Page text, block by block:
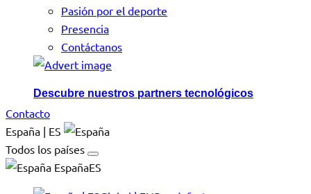
Pasión por el deporte
Presencia
Contáctanos
Descubre nuestros partners tecnológicos
Contacto
España | ES
Todos los países
EspañaES